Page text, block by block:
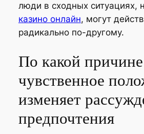
люди в сходных ситуациях,
казино онлайн, могут
радикально по-другому.
По какой причине
чувственное
изменяет
предпочтения